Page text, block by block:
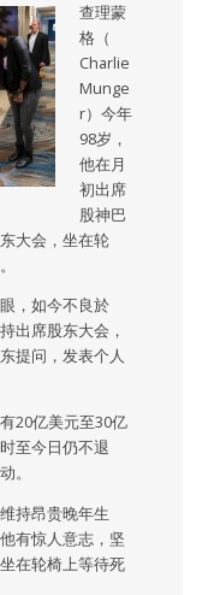
查理蒙
格（
Charlie
Munge
r）今年
98岁，
他在月
初出席
股神巴
大会，坐在轮
，如今不良於
出席股东大会，
提问，发表个人
20亿美元至30亿
至今日仍不退
。
持昂贵晚年生
有惊人意志，坚
在轮椅上等待死